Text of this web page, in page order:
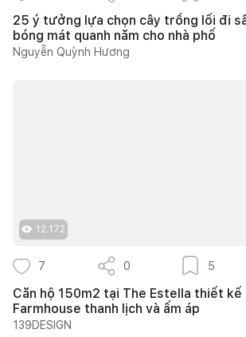
25 ý tưởng lựa chọn cây trồng lối đi
bóng mát quanh năm cho nhà phố
Nguyễn Quỳnh Hương
12.172
7 0 5
Căn hộ 150m2 tại The Estella thiết kế
Farmhouse thanh lịch và ấm áp
139DESIGN